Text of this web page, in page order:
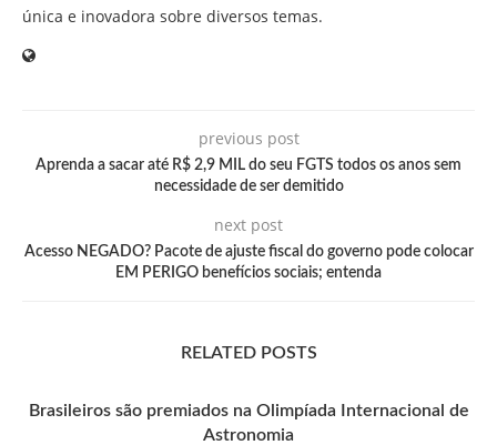
única e inovadora sobre diversos temas.
previous post
Aprenda a sacar até R$ 2,9 MIL do seu FGTS todos os anos sem
necessidade de ser demitido
next post
Acesso NEGADO? Pacote de ajuste fiscal do governo pode colocar
EM PERIGO benefícios sociais; entenda
RELATED POSTS
Brasileiros são premiados na Olimpíada Internacional de
Astronomia